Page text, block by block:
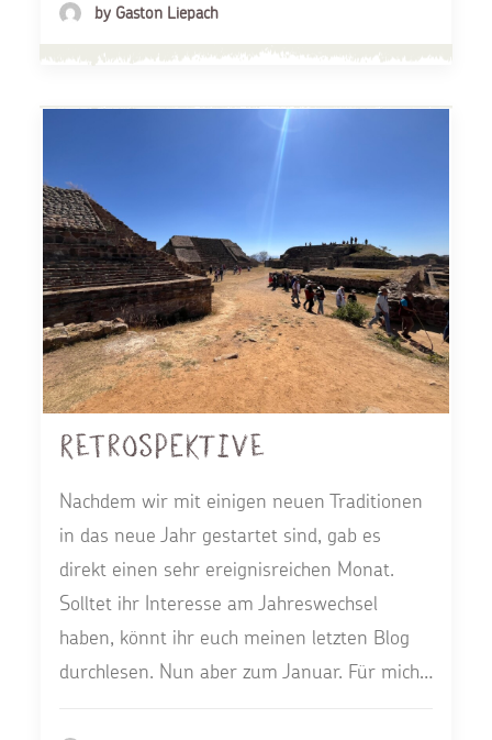
by Gaston Liepach
Retrospektive
Nachdem wir mit einigen neuen Traditionen
in das neue Jahr gestartet sind, gab es
direkt einen sehr ereignisreichen Monat.
Solltet ihr Interesse am Jahreswechsel
haben, könnt ihr euch meinen letzten Blog
durchlesen. Nun aber zum Januar. Für mich…